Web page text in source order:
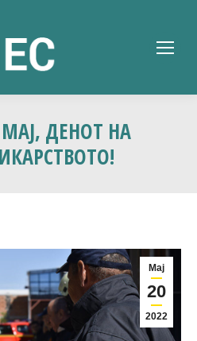
ДЕНОТ НА
Мај
20
2022